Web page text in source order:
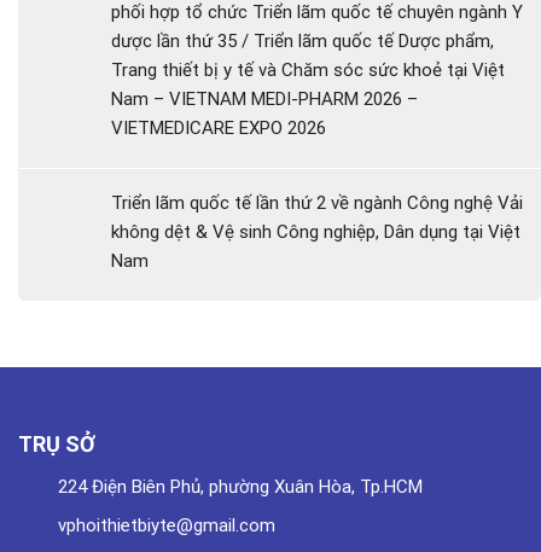
phối hợp tổ chức Triển lãm quốc tế chuyên ngành Y
dược lần thứ 35 / Triển lãm quốc tế Dược phẩm,
Trang thiết bị y tế và Chăm sóc sức khoẻ tại Việt
Nam – VIETNAM MEDI-PHARM 2026 –
VIETMEDICARE EXPO 2026
Triển lãm quốc tế lần thứ 2 về ngành Công nghệ Vải
không dệt & Vệ sinh Công nghiệp, Dân dụng tại Việt
Nam
TRỤ SỞ
224 Điện Biên Phủ, phường Xuân Hòa, Tp.HCM
vphoithietbiyte@gmail.com